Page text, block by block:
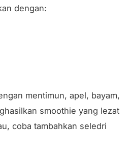
dengan:
mentimun, apel, bayam,
smoothie yang lezat
coba tambahkan seledri